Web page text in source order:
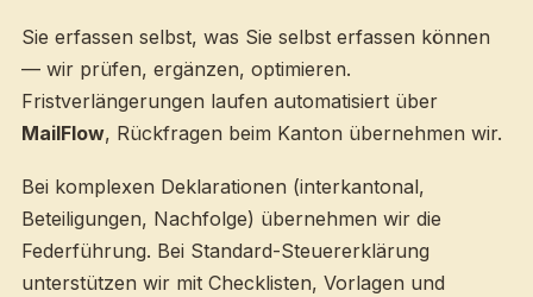
Sie erfassen selbst, was Sie selbst erfassen können
— wir prüfen, ergänzen, optimieren.
Fristverlängerungen laufen automatisiert über
MailFlow, Rückfragen beim Kanton übernehmen wir.
Bei komplexen Deklarationen (interkantonal,
Beteiligungen, Nachfolge) übernehmen wir die
Federführung. Bei Standard-Steuererklärung
unterstützen wir mit Checklisten, Vorlagen und